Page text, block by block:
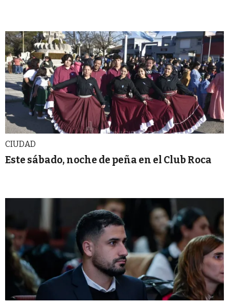
CIUDAD
Este sábado, noche de peña en el Club Roca